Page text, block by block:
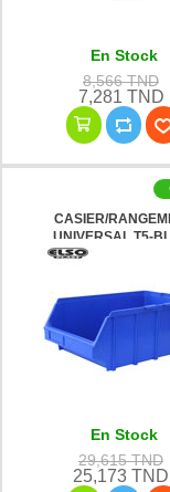
En Stock
8,566 TND
7,281 TND
CASIER/
UNIVERSAL T5-
En Stock
29,615 TND
25,173 TND